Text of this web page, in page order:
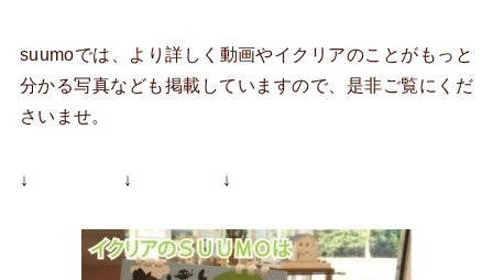
suumoでは、より詳しく動画やイクリアのことがもっと
分かる写真なども掲載していますので、是非ご覧にくだ
さいませ。
↓ ↓ ↓